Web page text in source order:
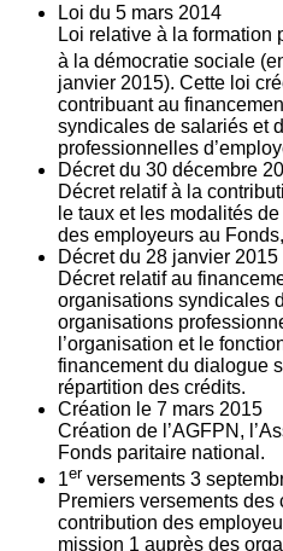
Loi du 5 mars 2014
Loi relative à la formation
à la démocratie sociale
janvier 2015). Cette loi
contribuant au
syndicales de salariés et
professionnelles
Décret du 30 décembre
Décret relatif à la
le taux et les modalités
des employeurs au
Décret du 28 janvier 2015
Décret relatif au
organisations syndicales
organisations
l’organisation et le
financement du dialogue
répartition des crédits.
Création le 7 mars 2015
Création de l’AGFPN,
Fonds paritaire national.
1er versements 3
Premiers versements
contribution des
mission 1 auprès des